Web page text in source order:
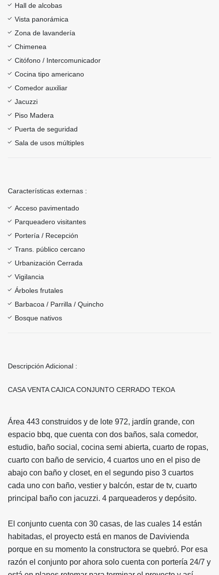
Hall de alcobas
Vista panorámica
Zona de lavandería
Chimenea
Citófono / Intercomunicador
Cocina tipo americano
Comedor auxiliar
Jacuzzi
Piso Madera
Puerta de seguridad
Sala de usos múltiples
Características externas :
Acceso pavimentado
Parqueadero visitantes
Portería / Recepción
Trans. público cercano
Urbanización Cerrada
Vigilancia
Árboles frutales
Barbacoa / Parrilla / Quincho
Bosque nativos
Descripción Adicional :
CASA VENTA CAJICA CONJUNTO CERRADO TEKOA
Área 443 construidos y de lote 972, jardín grande, con
espacio bbq, que cuenta con dos baños, sala comedor,
estudio, baño social, cocina semi abierta, cuarto de ropas,
cuarto con baño de servicio, 4 cuartos uno en el piso de
abajo con baño y closet, en el segundo piso 3 cuartos
cada uno con baño, vestier y balcón, estar de tv, cuarto
principal baño con jacuzzi. 4 parqueaderos y depósito.
El conjunto cuenta con 30 casas, de las cuales 14 están
habitadas, el proyecto está en manos de Davivienda
porque en su momento la constructora se quebró. Por esa
razón el conjunto por ahora solo cuenta con portería 24/7 y